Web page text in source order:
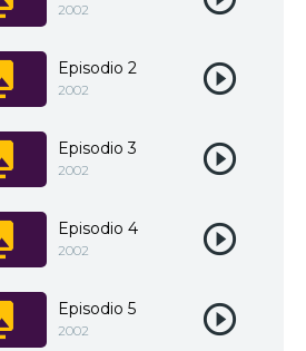
2002
Episodio 2
2002
Episodio 3
2002
Episodio 4
2002
Episodio 5
2002